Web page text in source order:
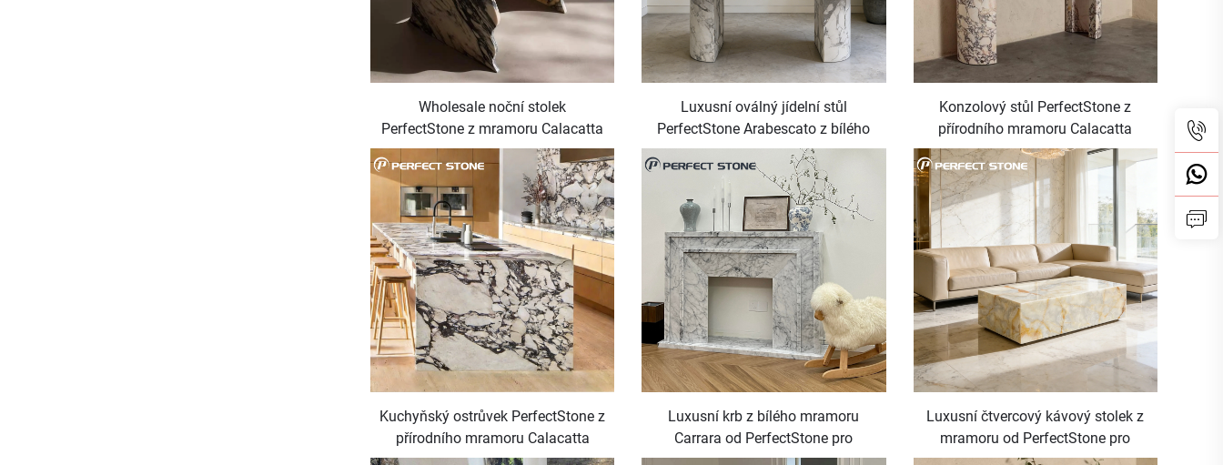
Wholesale noční stolek
PerfectStone z mramoru Calacatta
pro luxusní projekty vil a hotelů
Luxusní oválný jídelní stůl
PerfectStone Arabescato z bílého
mramoru pro náročné rezidenční
projekty a moderní jídelní pokoje s
nábytkem z přírodního kamene
Konzolový stůl PerfectStone z
přírodního mramoru Calacatta
Viola pro vchod do luxusní vily
Kuchyňský ostrůvek PerfectStone z
přírodního mramoru Calacatta
Viola pro projekt luxusní vily nebo
Luxusní krb z bílého mramoru
Carrara od PerfectStone pro
výstavbu luxusních vil a hotelů
Luxusní čtvercový kávový stolek z
mramoru od PerfectStone pro
moderní luxusní obývací pokoje